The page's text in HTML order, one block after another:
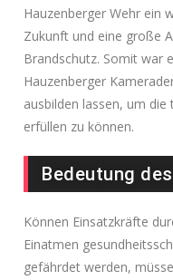
Hauzenberger Wehr ein
Zukunft und eine große
Brandschutz. Somit war
Hauzenberger
ausbilden lassen, um
erfüllen zu können.
Bedeutung
Können Einsatzkräfte
Einatmen
gefährdet werden,